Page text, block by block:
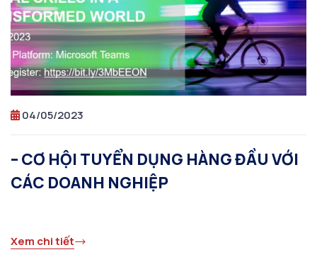
04/05/2023
– CƠ HỘI TUYỂN DỤNG HÀNG ĐẦU VỚI
CÁC DOANH NGHIỆP
Xem chi tiết